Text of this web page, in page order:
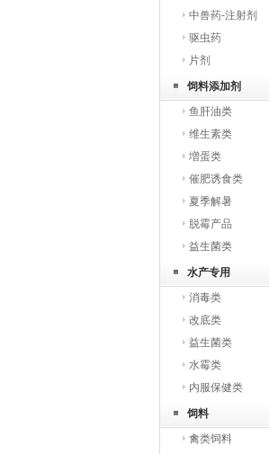
中兽药-注射剂
驱虫药
片剂
饲料添加剂
鱼肝油类
维生素类
増蛋类
催肥诱食类
夏季解暑
脱霉产品
益生菌类
水产专用
消毒类
改底类
益生菌类
水霉类
内服保健类
饲料
禽类饲料